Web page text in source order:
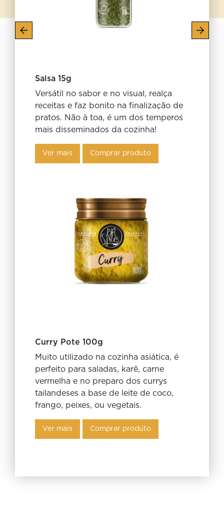
Salsa 15g
Versátil no sabor e no visual, realça
receitas e faz bonito na finalização de
pratos. Não à toa, é um dos temperos
mais disseminados da cozinha!
Ver mais Comprar produto
Curry Pote 100g
Muito utilizado na cozinha asiática, é
perfeito para saladas, karê, carne
vermelha e no preparo dos currys
tailandeses a base de leite de coco,
frango, peixes, ou vegetais.
Ver mais Comprar produto